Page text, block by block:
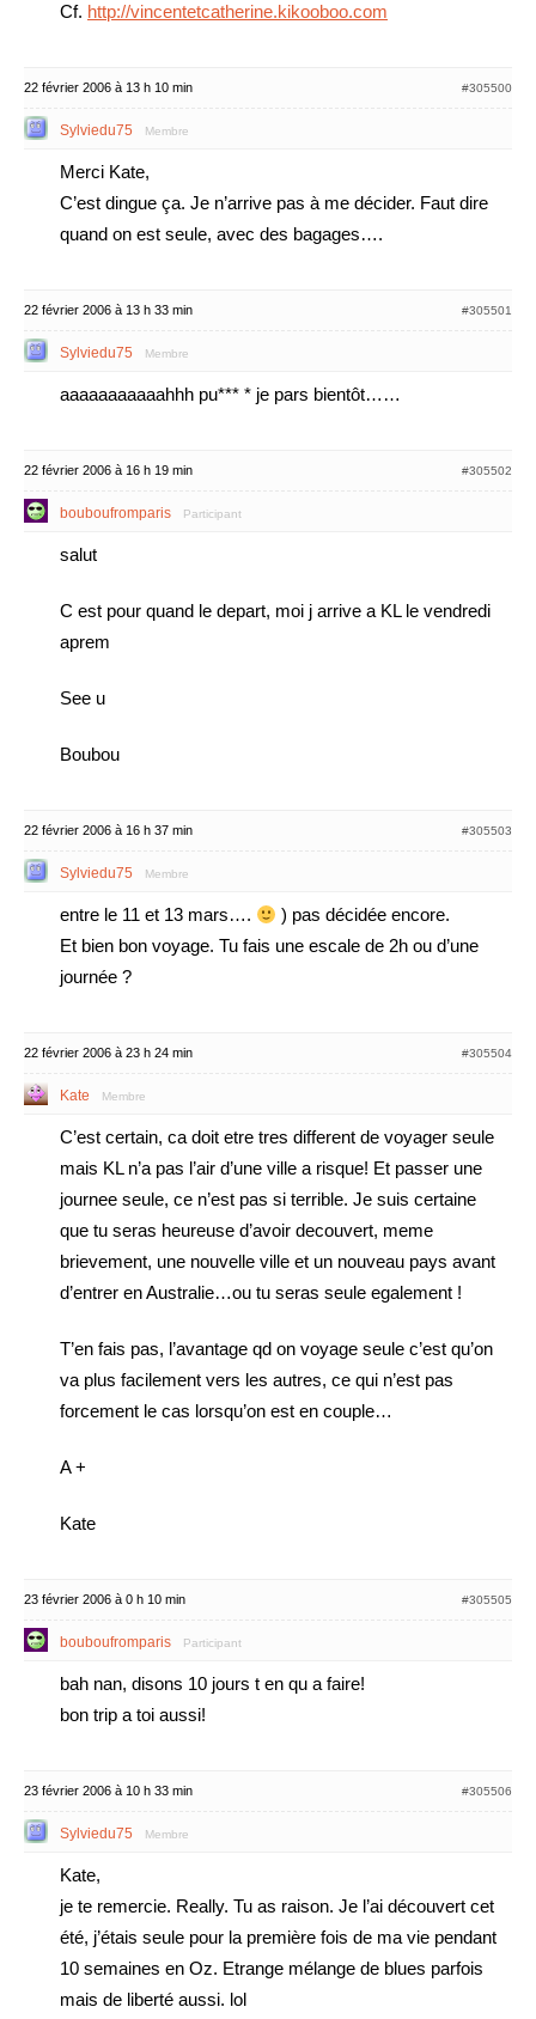
Cf. http://vincentetcatherine.kikooboo.com
22 février 2006 à 13 h 10 min #305500
Sylviedu75 Membre
Merci Kate,
C’est dingue ça. Je n’arrive pas à me décider. Faut dire
quand on est seule, avec des bagages….
22 février 2006 à 13 h 33 min #305501
Sylviedu75 Membre
aaaaaaaaaaahhh pu*** * je pars bientôt……
22 février 2006 à 16 h 19 min #305502
bouboufromparis Participant
salut
C est pour quand le depart, moi j arrive a KL le vendredi
aprem
See u
Boubou
22 février 2006 à 16 h 37 min #305503
Sylviedu75 Membre
entre le 11 et 13 mars….
) pas décidée encore.
Et bien bon voyage. Tu fais une escale de 2h ou d’une
journée ?
22 février 2006 à 23 h 24 min #305504
Kate Membre
C’est certain, ca doit etre tres different de voyager seule
mais KL n’a pas l’air d’une ville a risque! Et passer une
journee seule, ce n’est pas si terrible. Je suis certaine
que tu seras heureuse d’avoir decouvert, meme
brievement, une nouvelle ville et un nouveau pays avant
d’entrer en Australie…ou tu seras seule egalement !
T’en fais pas, l’avantage qd on voyage seule c’est qu’on
va plus facilement vers les autres, ce qui n’est pas
forcement le cas lorsqu’on est en couple…
A +
Kate
23 février 2006 à 0 h 10 min #305505
bouboufromparis Participant
bah nan, disons 10 jours t en qu a faire!
bon trip a toi aussi!
23 février 2006 à 10 h 33 min #305506
Sylviedu75 Membre
Kate,
je te remercie. Really. Tu as raison. Je l’ai découvert cet
été, j’étais seule pour la première fois de ma vie pendant
10 semaines en Oz. Etrange mélange de blues parfois
mais de liberté aussi. lol